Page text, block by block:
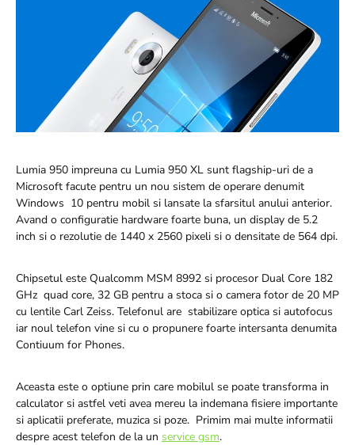
Lumia 950 impreuna cu Lumia 950 XL sunt flagship-uri de a
Microsoft facute pentru un nou sistem de operare denumit
Windows 10 pentru mobil si lansate la sfarsitul anului anterior.
Avand o configuratie hardware foarte buna, un display de 5.2
inch si o rezolutie de 1440 x 2560 pixeli si o densitate de 564 dpi.
Chipsetul este Qualcomm MSM 8992 si procesor Dual Core 182
GHz quad core, 32 GB pentru a stoca si o camera fotor de 20 MP
cu lentile Carl Zeiss. Telefonul are stabilizare optica si autofocus
iar noul telefon vine si cu o propunere foarte intersanta denumita
Contiuum for Phones.
Aceasta este o optiune prin care mobilul se poate transforma in
calculator si astfel veti avea mereu la indemana fisiere importante
si aplicatii preferate, muzica si poze. Primim mai multe informatii
despre acest telefon de la un service gsm.